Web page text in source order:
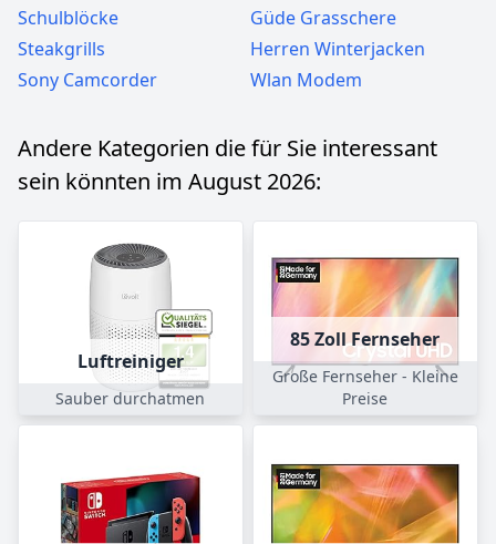
Schulblöcke
Güde Grasschere
Steakgrills
Herren Winterjacken
Sony Camcorder
Wlan Modem
Andere Kategorien die für Sie interessant
sein könnten im August 2026:
Luftreiniger
Sauber durchatmen
85 Zoll Fernseher
Große Fernseher - Kleine
Preise